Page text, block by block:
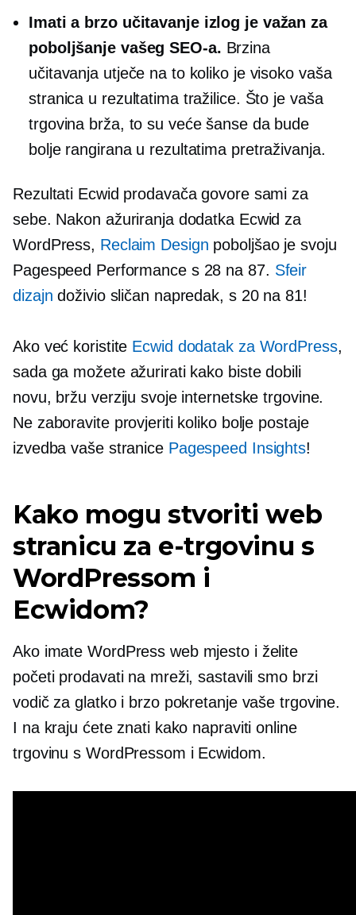
Imati a brzo učitavanjeizlog je važan za
poboljšanje vašeg SEO-a. Brzina
učitavanja utječe na to koliko je visoko vaša
stranica u rezultatima tražilice. Što je vaša
trgovina brža, to su veće šanse da bude
bolje rangirana u rezultatima pretraživanja.
Rezultati Ecwid prodavača govore sami za
sebe. Nakon ažuriranja dodatka Ecwid za
WordPress, Reclaim Design poboljšao je svoju
Pagespeed Performance s 28 na 87. Sfeir
dizajn doživio sličan napredak, s 20 na 81!
Ako već koristite Ecwid dodatak za WordPress,
sada ga možete ažurirati kako biste dobili
novu, bržu verziju svoje internetske trgovine.
Ne zaboravite provjeriti koliko bolje postaje
izvedba vaše stranice Pagespeed Insights!
Kako mogu stvoriti web
stranicu za e-trgovinu s
WordPressom i
Ecwidom?
Ako imate WordPress web mjesto i želite
početi prodavati na mreži, sastavili smo brzi
vodič za glatko i brzo pokretanje vaše trgovine.
I na kraju ćete znati kako napraviti online
trgovinu s WordPressom i Ecwidom.